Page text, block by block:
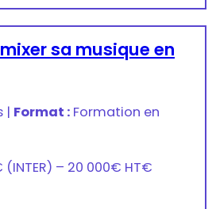
sa musique en
| Format : Formation en
(INTER) – 20 000€ HT€